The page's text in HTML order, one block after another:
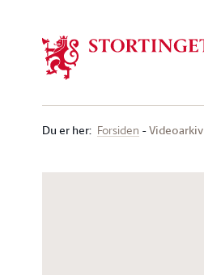
Du er her: Forsiden Videoarkiv